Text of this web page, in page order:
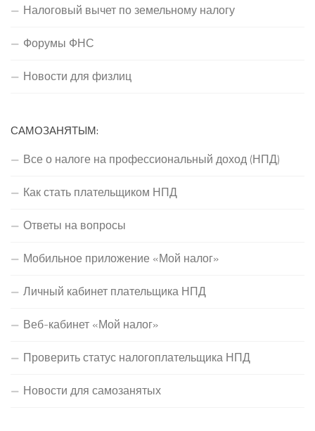
Налоговый вычет по земельному налогу
Форумы ФНС
Новости для физлиц
САМОЗАНЯТЫМ:
Все о налоге на профессиональный доход (НПД)
Как стать плательщиком НПД
Ответы на вопросы
Мобильное приложение «Мой налог»
Личный кабинет плательщика НПД
Веб-кабинет «Мой налог»
Проверить статус налогоплательщика НПД
Новости для самозанятых